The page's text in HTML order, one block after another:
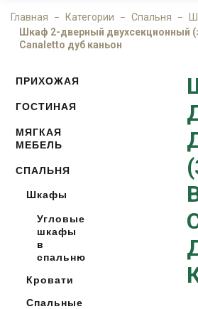
Главная Категории Спальня
Шкаф 2-дверный двухсекционный
Canaletto дуб каньон
ПРИХОЖАЯ
ГОСТИНАЯ
МЯГКАЯ
МЕБЕЛЬ
СПАЛЬНЯ
Шкафы
Угловые
шкафы
в
спальню
Кровати
Спальные